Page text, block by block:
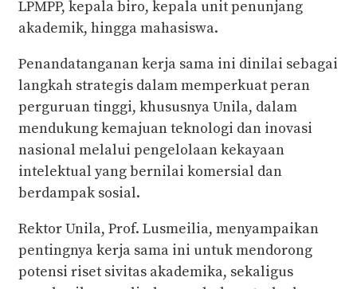
LPMPP, kepala biro, kepala unit penunjang
akademik, hingga mahasiswa.
Penandatanganan kerja sama ini dinilai sebagai
langkah strategis dalam memperkuat peran
perguruan tinggi, khususnya Unila, dalam
mendukung kemajuan teknologi dan inovasi
nasional melalui pengelolaan kekayaan
intelektual yang bernilai komersial dan
berdampak sosial.
Rektor Unila, Prof. Lusmeilia, menyampaikan
pentingnya kerja sama ini untuk mendorong
potensi riset sivitas akademika, sekaligus